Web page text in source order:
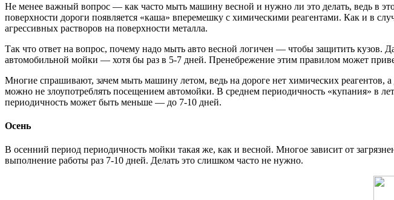
Не менее важный вопрос — как часто мыть машину весной и нужно ли это делать, ведь в
поверхности дороги появляется «каша» вперемешку с химическими реагентами. Как и в
агрессивных растворов на поверхности металла.
Так что ответ на вопрос, почему надо мыть авто весной логичен — чтобы защитить кузов.
автомобильной мойки — хотя бы раз в 5-7 дней. Пренебрежение этим правилом может
Многие спрашивают, зачем мыть машину летом, ведь на дороге нет химических
можно не злоупотреблять посещением автомойки. В среднем периодичность «купания» в
периодичность может быть меньше — до 7-10 дней.
Осень
В осенний период периодичность мойки такая же, как и весной. Многое зависит от
выполнение работы раз 7-10 дней. Делать это слишком часто не нужно.